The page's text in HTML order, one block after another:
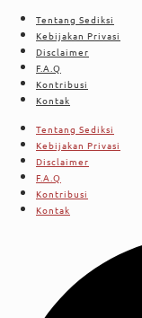
Tentang Sediksi
Kebijakan Privasi
Disclaimer
F.A.Q
Kontribusi
Kontak
Tentang Sediksi
Kebijakan Privasi
Disclaimer
F.A.Q
Kontribusi
Kontak